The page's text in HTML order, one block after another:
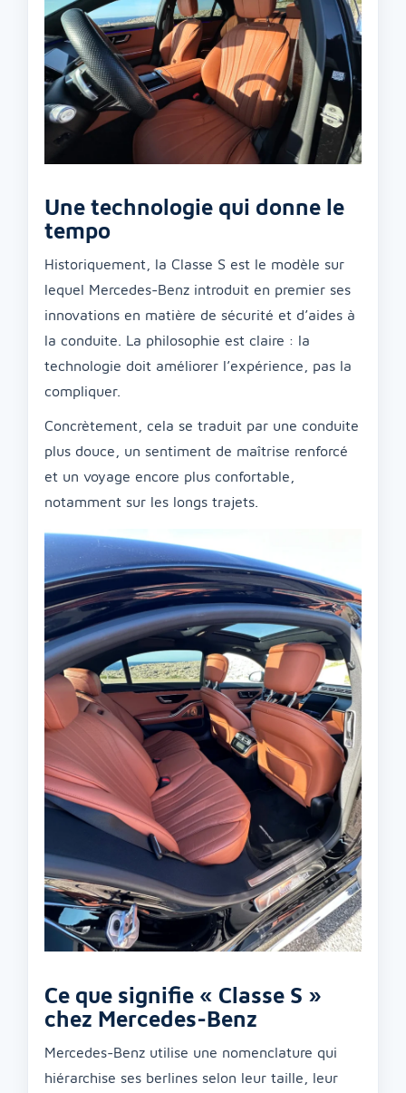
Une technologie qui donne le
tempo
Historiquement, la Classe S est le modèle sur
lequel Mercedes-Benz introduit en premier ses
innovations en matière de sécurité et d’aides à
la conduite. La philosophie est claire : la
technologie doit améliorer l’expérience, pas la
compliquer.
Concrètement, cela se traduit par une conduite
plus douce, un sentiment de maîtrise renforcé
et un voyage encore plus confortable,
notamment sur les longs trajets.
Ce que signifie « Classe S »
chez Mercedes-Benz
Mercedes-Benz utilise une nomenclature qui
hiérarchise ses berlines selon leur taille, leur